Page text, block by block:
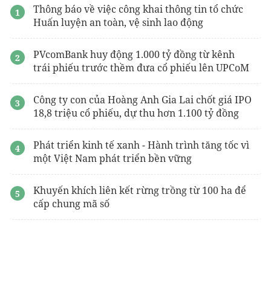
Thông báo về việc công khai thông tin tổ chức
Huấn luyện an toàn, vệ sinh lao động
PVcomBank huy động 1.000 tỷ đồng từ kênh
trái phiếu trước thềm đưa cổ phiếu lên UPCoM
Công ty con của Hoàng Anh Gia Lai chốt giá IPO
18,8 triệu cổ phiếu, dự thu hơn 1.100 tỷ đồng
Phát triển kinh tế xanh - Hành trình tăng tốc vì
một Việt Nam phát triển bền vững
Khuyến khích liên kết rừng trồng từ 100 ha để
cấp chung mã số